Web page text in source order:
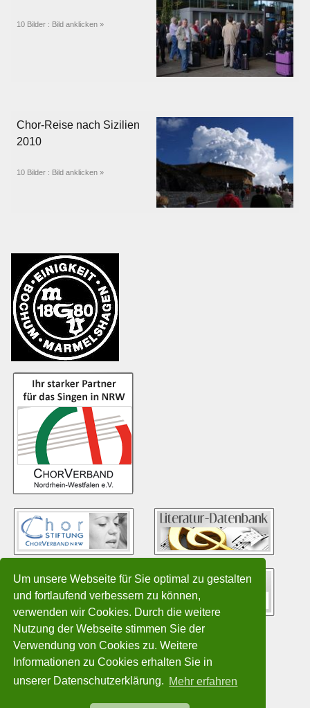
Um unsere Webseite für Sie optimal zu gestalten
und fortlaufend verbessern zu können,
verwenden wir Cookies. Durch die weitere
Nutzung der Webseite stimmen Sie der
Verwendung von Cookies zu. Weitere
Informationen zu Cookies erhalten Sie in
unserer Datenschutzerklärung. Mehr erfahren
10 Bilder : Bild anklicken »
Chor-Reise nach Sizilien
2010
10 Bilder : Bild anklicken »